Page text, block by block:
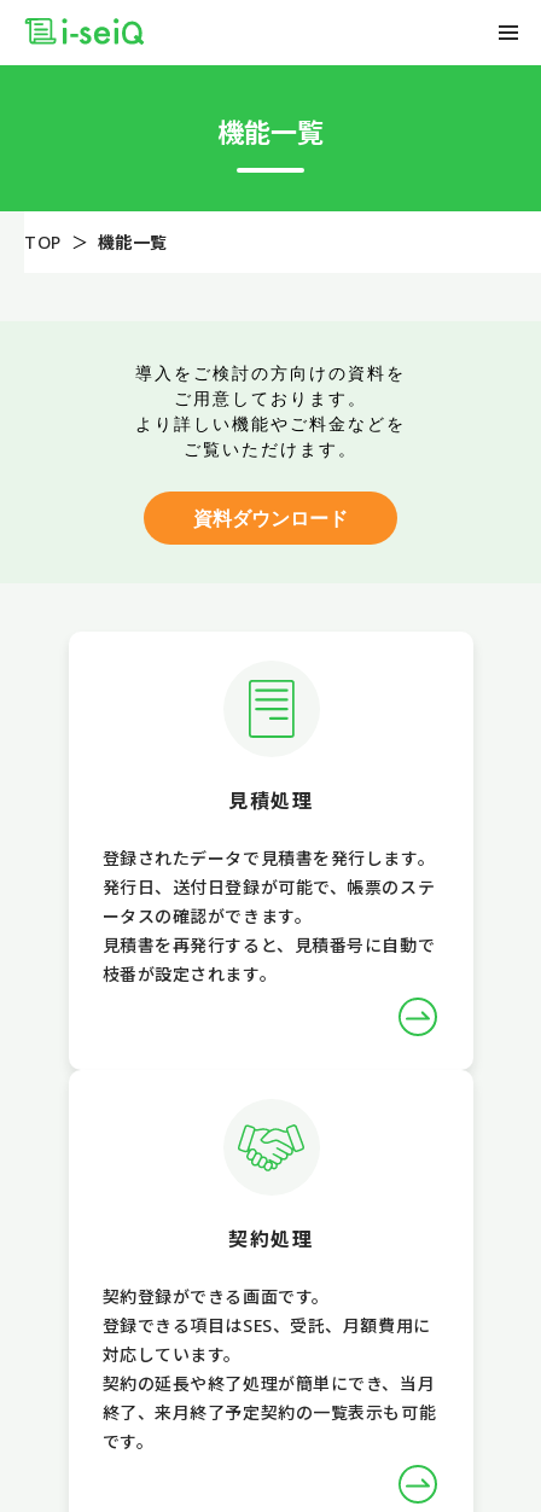
機能一覧
TOP 機能一覧
導入をご検討の方向けの資料を
ご用意しております。
より詳しい機能やご料金などを
ご覧いただけます。
資料ダウンロード
見積処理
登録されたデータで見積書を発行します。
発行日、送付日登録が可能で、帳票のステ
ータスの確認ができます。
見積書を再発行すると、見積番号に自動で
枝番が設定されます。
契約処理
契約登録ができる画面です。
登録できる項目はSES、受託、月額費用に
対応しています。
契約の延長や終了処理が簡単にでき、当月
終了、来月終了予定契約の一覧表示も可能
です。